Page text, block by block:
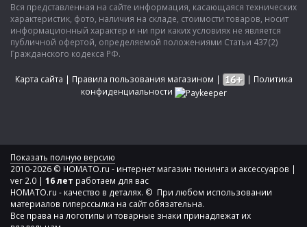
Вся представленная на сайте информация, касающаяся технических
характеристик, фото, наличия на складе, стоимости товаров, носит
информационный характер и ни при каких условиях не является
публичной офертой, определяемой положениями Статьи 437(2)
Гражданского кодекса РФ.
Карта сайта | Правила пользования магазином | | Политика
конфиденциальности
Показать полную версию
2010-2026 © HOMATO.ru - интернет магазин тюнинга и аксессуаров |
ver 2.0 | 16 лет работаем для вас
HOMATO.ru - качество в деталях. © При любом использовании
материалов гиперссылка на сайт обязательна.
Все права на логотипы и товарные знаки принадлежат их